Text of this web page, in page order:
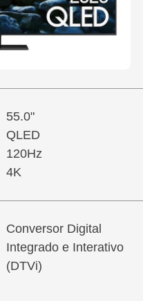
55.0"
QLED
120Hz
4K
Conversor Digital
Integrado e Interativo
(DTVi)